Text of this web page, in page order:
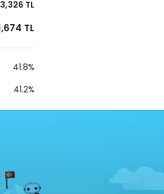
TL
TL
41.8%
41.2%